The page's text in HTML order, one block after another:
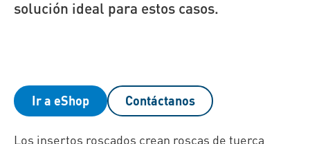
solución ideal para estos casos.
Ir a eShop Contáctanos
Los insertos roscados crean roscas de tuerca